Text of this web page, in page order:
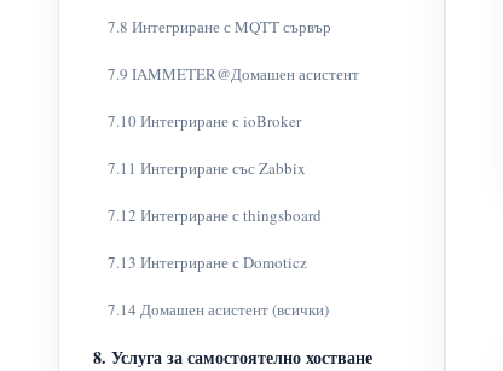
7.8 Интегриране с MQTT сървър
7.9 IAMMETER@Домашен асистент
7.10 Интегриране с ioBroker
7.11 Интегриране със Zabbix
7.12 Интегриране с thingsboard
7.13 Интегриране с Domoticz
7.14 Домашен асистент (всички)
8. Услуга за самостоятелно хостване